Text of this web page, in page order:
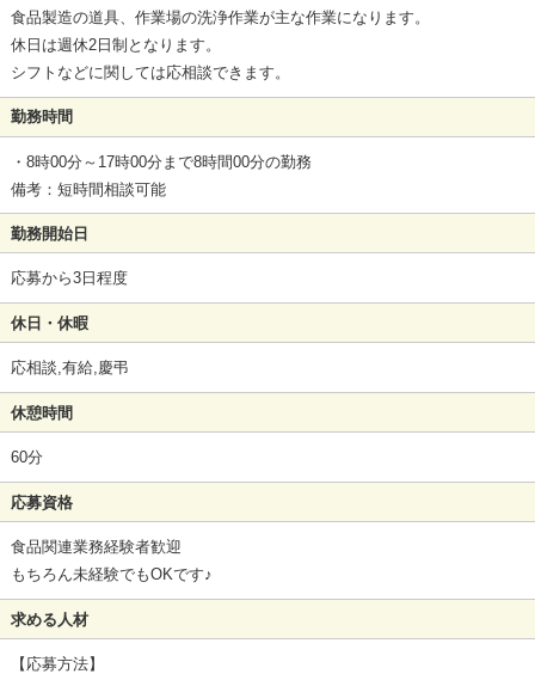
食品製造の道具、作業場の洗浄作業が主な作業になります。
休日は週休2日制となります。
シフトなどに関しては応相談できます。
勤務時間
・8時00分～17時00分まで8時間00分の勤務
備考：短時間相談可能
勤務開始日
応募から3日程度
休日・休暇
応相談,有給,慶弔
休憩時間
60分
応募資格
食品関連業務経験者歓迎
もちろん未経験でもOKです♪
求める人材
【応募方法】